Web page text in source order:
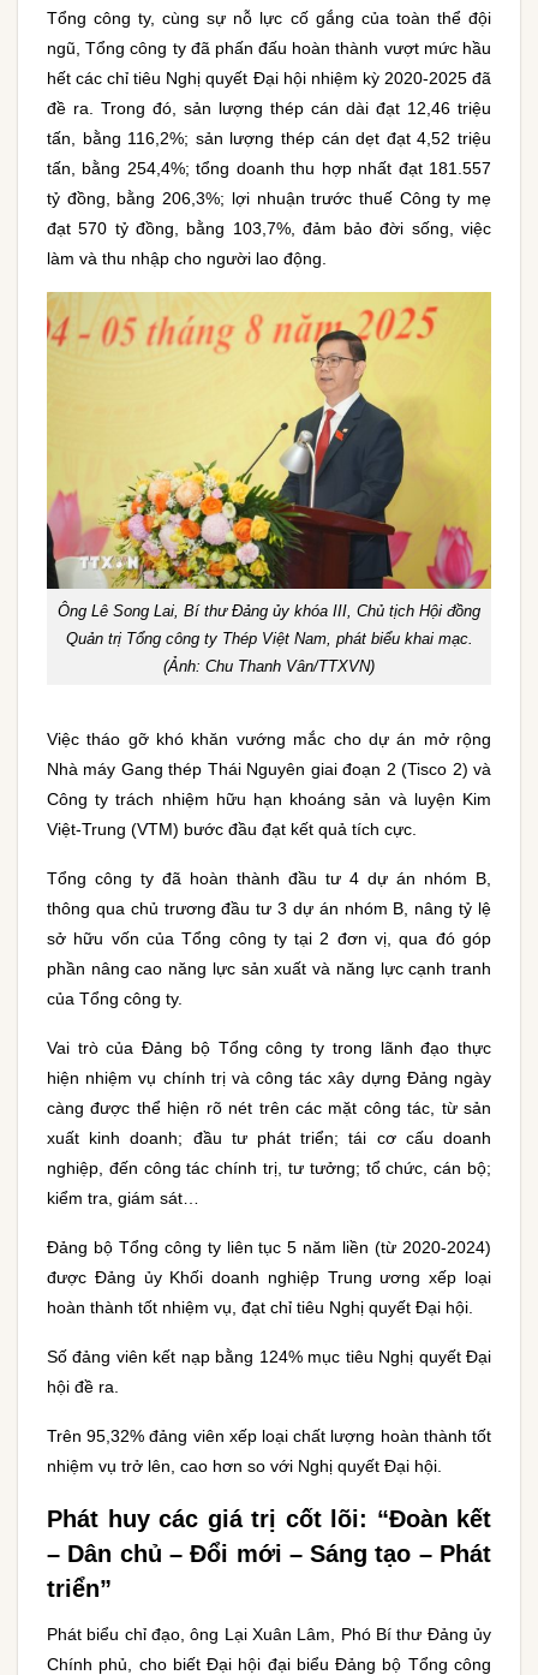
Tổng công ty, cùng sự nỗ lực cố gắng của toàn thể đội
ngũ, Tổng công ty đã phấn đấu hoàn thành vượt mức hầu
hết các chỉ tiêu Nghị quyết Đại hội nhiệm kỳ 2020-2025 đã
đề ra. Trong đó, sản lượng thép cán dài đạt 12,46 triệu
tấn, bằng 116,2%; sản lượng thép cán dẹt đạt 4,52 triệu
tấn, bằng 254,4%; tổng doanh thu hợp nhất đạt 181.557
tỷ đồng, bằng 206,3%; lợi nhuận trước thuế Công ty mẹ
đạt 570 tỷ đồng, bằng 103,7%, đảm bảo đời sống, việc
làm và thu nhập cho người lao động.
Ông Lê Song Lai, Bí thư Đảng ủy khóa III, Chủ tịch Hội đồng
Quản trị Tổng công ty Thép Việt Nam, phát biểu khai mạc.
(Ảnh: Chu Thanh Vân/TTXVN)
Việc tháo gỡ khó khăn vướng mắc cho dự án mở rộng
Nhà máy Gang thép Thái Nguyên giai đoạn 2 (Tisco 2) và
Công ty trách nhiệm hữu hạn khoáng sản và luyện Kim
Việt-Trung (VTM) bước đầu đạt kết quả tích cực.
Tổng công ty đã hoàn thành đầu tư 4 dự án nhóm B,
thông qua chủ trương đầu tư 3 dự án nhóm B, nâng tỷ lệ
sở hữu vốn của Tổng công ty tại 2 đơn vị, qua đó góp
phần nâng cao năng lực sản xuất và năng lực cạnh tranh
của Tổng công ty.
Vai trò của Đảng bộ Tổng công ty trong lãnh đạo thực
hiện nhiệm vụ chính trị và công tác xây dựng Đảng ngày
càng được thể hiện rõ nét trên các mặt công tác, từ sản
xuất kinh doanh; đầu tư phát triển; tái cơ cấu doanh
nghiệp, đến công tác chính trị, tư tưởng; tổ chức, cán bộ;
kiểm tra, giám sát…
Đảng bộ Tổng công ty liên tục 5 năm liền (từ 2020-2024)
được Đảng ủy Khối doanh nghiệp Trung ương xếp loại
hoàn thành tốt nhiệm vụ, đạt chỉ tiêu Nghị quyết Đại hội.
Số đảng viên kết nạp bằng 124% mục tiêu Nghị quyết Đại
hội đề ra.
Trên 95,32% đảng viên xếp loại chất lượng hoàn thành tốt
nhiệm vụ trở lên, cao hơn so với Nghị quyết Đại hội.
Phát huy các giá trị cốt lõi: “Đoàn kết
– Dân chủ – Đổi mới – Sáng tạo – Phát
triển”
Phát biểu chỉ đạo, ông Lại Xuân Lâm, Phó Bí thư Đảng ủy
Chính phủ, cho biết Đại hội đại biểu Đảng bộ Tổng công